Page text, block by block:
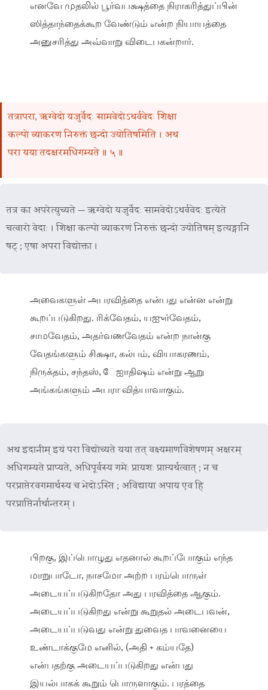
எனவே முதலில் பூர்வபக்ஷத்தை நிராகரித்துப்பின்
ஸித்தாந்தைக்கூற வேண்டும் என்ற நியாயத்தை
அனுசரித்து அவ்வாறு விடைபகன்றார்.
तत्रापरा, ऋग्वेदो यजुर्वेदः सामवेदोऽथर्ववेदः शिक्षा
कल्पो व्याकरणं निरुक्तं छन्दो ज्योतिषमिति । अथ
परा यया तदक्षरमधिगम्यते ॥ ५ ॥
तत्र का अपरेत्युच्यते — ऋग्वेदो यजुर्वेदः सामवेदोऽथर्ववेदः इत्येते
चत्वारो वेदाः । शिक्षा कल्पो व्याकरणं निरुक्तं छन्दो ज्योतिषम् इत्यङ्गानि
षट् ; एषा अपरा विद्योक्ता ।
அவைகளுள் அபரவித்தை என்பது என்ன என்று
கூறப்படுகிறது. ரிக்வேதம், யஐுர்வேதம்,
சாமவேதம், அதர்வணவேதம் என்ற நான்கு
வேதங்களும் சிக்ஷா, கல்பம், வியாகரணம்,
நிருக்தம், சந்தஸ், ேஐாதிஷம் என்று ஆறு
அங்கங்களும் அபரா வித்யாவாகும்.
अथ इदानीम् इयं परा विद्योच्यते यया तत् वक्ष्यमाणविशेषणम् अक्षरम्
अधिगम्यते प्राप्यते, अधिपूर्वस्य गमेः प्रायशः प्राप्त्यर्थत्वात् ; न च
परप्राप्तेरवगमार्थस्य च भेदोऽस्ति ; अविद्याया अपाय एव हि
परप्राप्तिर्नार्थान्तरम् ।
பிறகு, இப்பொழுது எதனால் கூறப்போகும் எந்த
மாறுபாடோ, நாசமோ அற்ற பரம்பொருள்
அடையப்படுகிறதோ அது பரவித்தை ஆகும்.
அடையப்படுகிறது என்று கூறுதல் அடைபவன்,
அடையப்படுவது என்று துவைத பாவனையை
உண்டாக்குமே எனில், (அதி + கம்யதே)
என்பதற்கு அடையப்படுகிறது என்பது
இயல்பாகக் கூறும் பொருளாகும். பரத்தை